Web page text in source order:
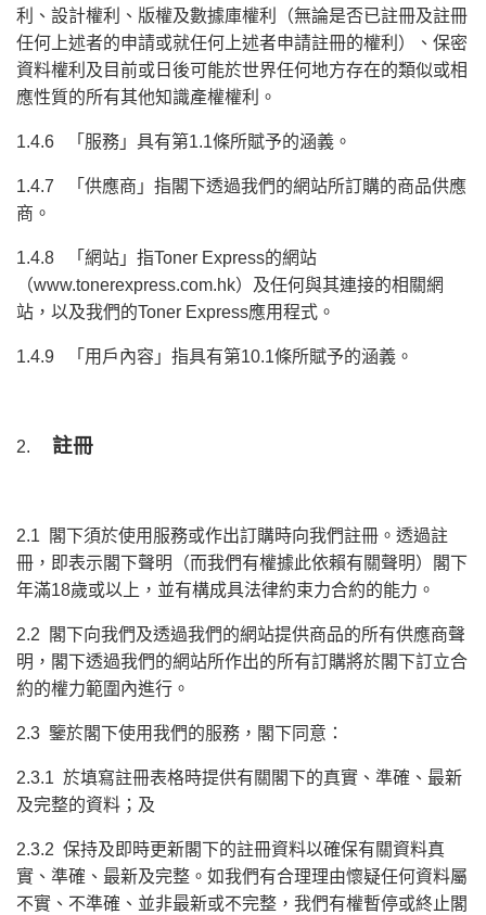
利、設計權利、版權及數據庫權利（無論是否已註冊及註冊
任何上述者的申請或就任何上述者申請註冊的權利）、保密
資料權利及目前或日後可能於世界任何地方存在的類似或相
應性質的所有其他知識產權權利。
1.4.6 「服務」具有第1.1條所賦予的涵義。
1.4.7 「供應商」指閣下透過我們的網站所訂購的商品供應
商。
1.4.8 「網站」指Toner Express的網站
（www.tonerexpress.com.hk）及任何與其連接的相關網
站，以及我們的Toner Express應用程式。
1.4.9 「用戶內容」指具有第10.1條所賦予的涵義。
2. 註冊
2.1 閣下須於使用服務或作出訂購時向我們註冊。透過註
冊，即表示閣下聲明（而我們有權據此依賴有關聲明）閣下
年滿18歲或以上，並有構成具法律約束力合約的能力。
2.2 閣下向我們及透過我們的網站提供商品的所有供應商聲
明，閣下透過我們的網站所作出的所有訂購將於閣下訂立合
約的權力範圍內進行。
2.3 鑒於閣下使用我們的服務，閣下同意：
2.3.1 於填寫註冊表格時提供有關閣下的真實、準確、最新
及完整的資料；及
2.3.2 保持及即時更新閣下的註冊資料以確保有關資料真
實、準確、最新及完整。如我們有合理理由懷疑任何資料屬
不實、不準確、並非最新或不完整，我們有權暫停或終止閣